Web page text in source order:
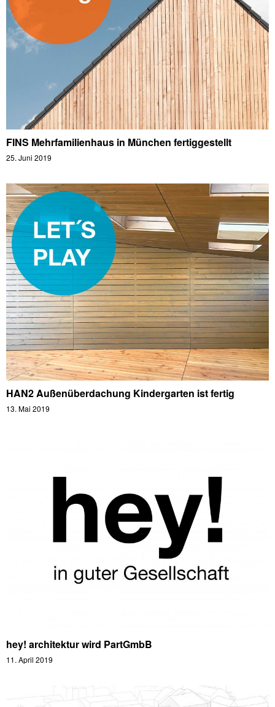
FINS Mehrfamilienhaus in München fertiggestellt
25. Juni 2019
HAN2 Außenüberdachung Kindergarten ist fertig
13. Mai 2019
hey! architektur wird PartGmbB
11. April 2019